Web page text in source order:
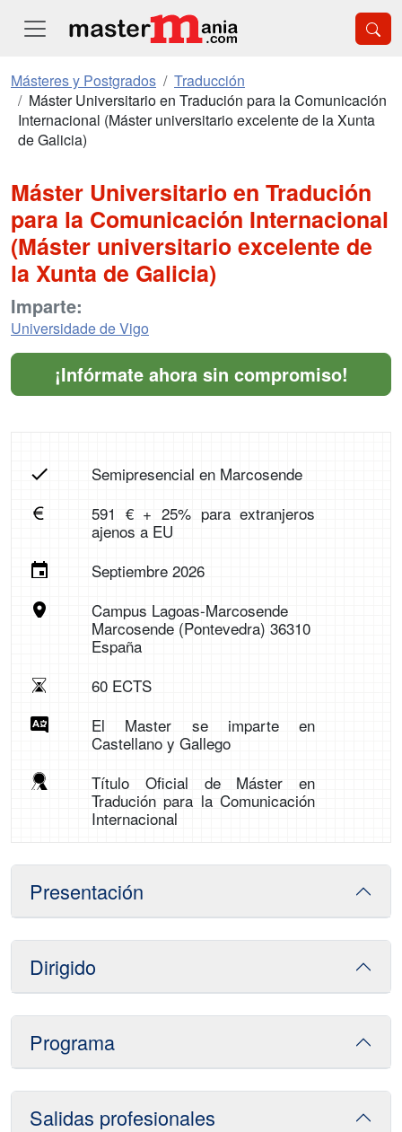
Másteres y Postgrados
Traducción
Máster Universitario en Tradución para la Comunicación
Internacional (Máster universitario excelente de la Xunta
de Galicia)
Máster Universitario en Tradución
para la Comunicación Internacional
(Máster universitario excelente de
la Xunta de Galicia)
Imparte:
Universidade de Vigo
¡Infórmate ahora sin compromiso!
Semipresencial en Marcosende
591 € + 25% para extranjeros
ajenos a EU
Septiembre 2026
Campus Lagoas-Marcosende
Marcosende (Pontevedra) 36310
España
60 ECTS
El Master se imparte en
Castellano y Gallego
Título Oficial de Máster en
Tradución para la Comunicación
Internacional
Presentación
Dirigido
Programa
Salidas profesionales